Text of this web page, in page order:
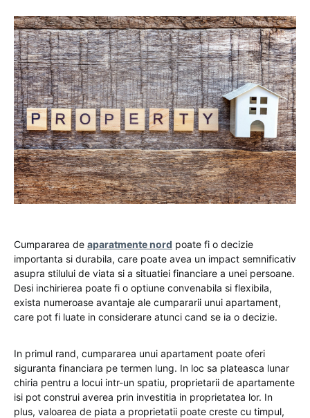
Cumpararea de aparatmente nord poate fi o decizie
importanta si durabila, care poate avea un impact semnificativ
asupra stilului de viata si a situatiei financiare a unei persoane.
Desi inchirierea poate fi o optiune convenabila si flexibila,
exista numeroase avantaje ale cumpararii unui apartament,
care pot fi luate in considerare atunci cand se ia o decizie.
In primul rand, cumpararea unui apartament poate oferi
siguranta financiara pe termen lung. In loc sa plateasca lunar
chiria pentru a locui intr-un spatiu, proprietarii de apartamente
isi pot construi averea prin investitia in proprietatea lor. In
plus, valoarea de piata a proprietatii poate creste cu timpul,